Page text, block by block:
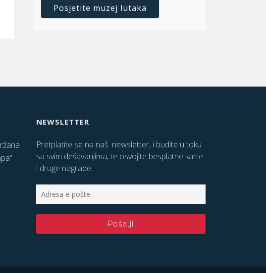
Posjetite muzej lutaka
NEWSLETTER
Pretplatite se na naš newsletter, i budite u toku
sa svim dešavanjima, te osvojite besplatne karte
i druge nagrade.